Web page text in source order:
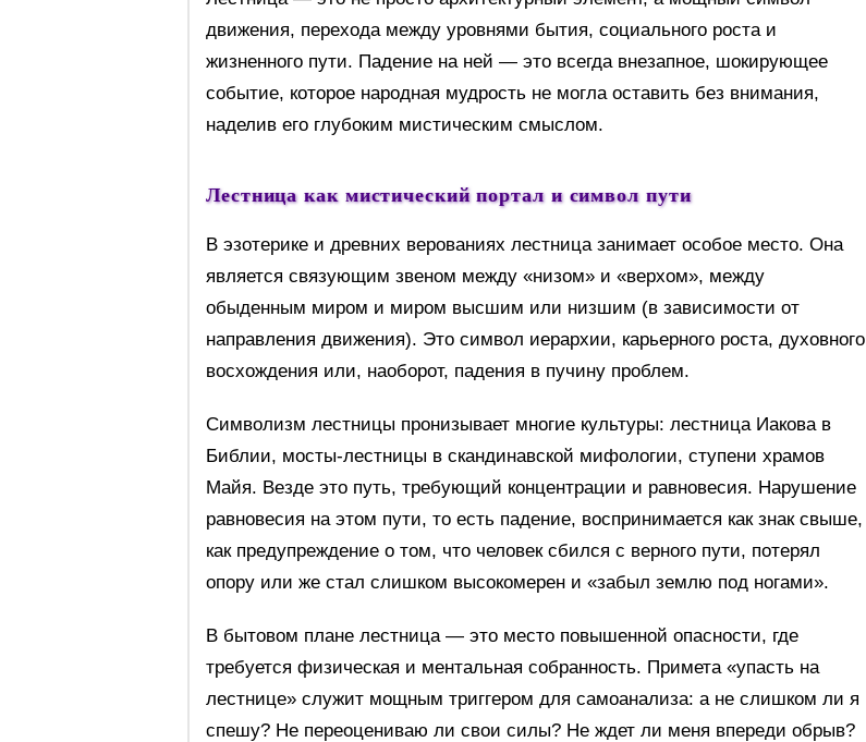
движения, перехода между уровнями бытия, социального роста и
жизненного пути. Падение на ней — это всегда внезапное, шокирующее
событие, которое народная мудрость не могла оставить без внимания,
наделив его глубоким мистическим смыслом.
Лестница как мистический портал и символ пути
В эзотерике и древних верованиях лестница занимает особое место. Она
является связующим звеном между «низом» и «верхом», между
обыденным миром и миром высшим или низшим (в зависимости от
направления движения). Это символ иерархии, карьерного роста, духовного
восхождения или, наоборот, падения в пучину проблем.
Символизм лестницы пронизывает многие культуры: лестница Иакова в
Библии, мосты-лестницы в скандинавской мифологии, ступени храмов
Майя. Везде это путь, требующий концентрации и равновесия. Нарушение
равновесия на этом пути, то есть падение, воспринимается как знак свыше,
как предупреждение о том, что человек сбился с верного пути, потерял
опору или же стал слишком высокомерен и «забыл землю под ногами».
В бытовом плане лестница — это место повышенной опасности, где
требуется физическая и ментальная собранность. Примета «упасть на
лестнице» служит мощным триггером для самоанализа: а не слишком ли я
спешу? Не переоцениваю ли свои силы? Не ждет ли меня впереди обрыв?